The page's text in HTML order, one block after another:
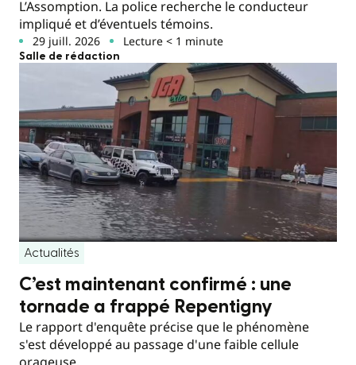
L’Assomption. La police recherche le conducteur
impliqué et d’éventuels témoins.
29 juill. 2026 Lecture < 1 minute
Salle de rédaction
Actualités
C’est maintenant confirmé : une
tornade a frappé Repentigny
Le rapport d'enquête précise que le phénomène
s'est développé au passage d'une faible cellule